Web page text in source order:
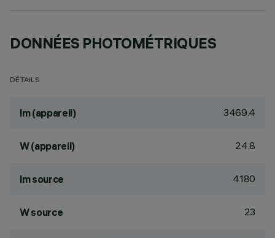
DONNÉES PHOTOMÉTRIQUES
DÉTAILS
lm (appareil) 3469.4
W (appareil) 24.8
lm source 4180
W source 23